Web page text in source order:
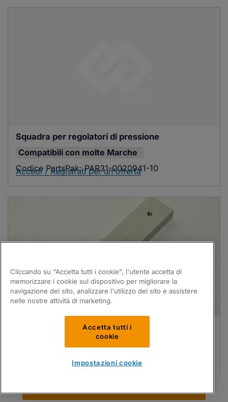
Squadra per regolatori di pressione
Compatibili con molte Marche
Codice PartsPak:PAR31-0020941-10
Accedi / Registrati per un'offerta
Ilapak®
Codice PartsPak:
ILA36-0004609-10
Cliccando su “Accetta tutti i cookie”, l'utente accetta di
memorizzare i cookie sul dispositivo per migliorare la
navigazione del sito, analizzare l'utilizzo del sito e assistere
nelle nostre attività di marketing.
Accetta tutti i
cookie
Impostazioni cookie